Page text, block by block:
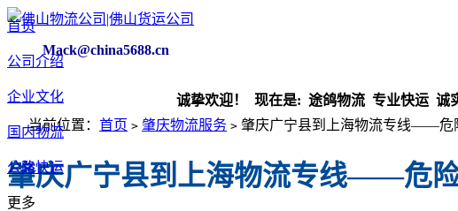
Mack@china5688.cn
诚挚欢迎！ 现在是: 途鸽物流 专业快运 诚实守
首页
公司介绍
企业文化
国内物流
公路快运
更多
当前位置： 首页 > 肇庆物流服务 > 肇庆广宁县到上海物流专线——危
肇庆广宁县到上海物流专线——危